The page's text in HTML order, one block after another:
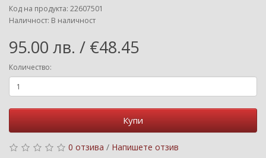
Код на продукта: 22607501
Наличност: В наличност
95.00 лв. / €48.45
Количество:
Купи
0 отзива / Напишете отзив